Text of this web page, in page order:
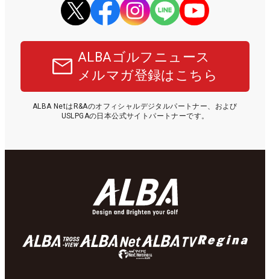
ALBAゴルフニュース
メルマガ登録はこちら
ALBA NetはR&Aのオフィシャルデジタルパートナー、および
USLPGAの日本公式サイトパートナーです。